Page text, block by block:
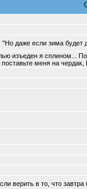
"Но даже если зима будет
изъеден я сплином...
поставьте меня на
верить в то, что